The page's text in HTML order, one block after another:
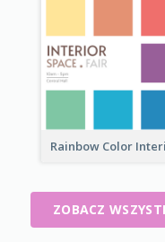
ZOBACZ